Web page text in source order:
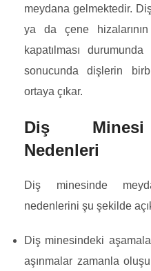
meydana gelmektedir. Diş
ya da çene
kapatılması
sonucunda dişlerin
ortaya çıkar.
Diş Minesi
Nedenleri
Diş minesinde
nedenlerini şu şekilde
Diş minesindeki
aşınmalar zamanla